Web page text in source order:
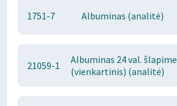
1751-7 Albuminas (analitė)
21059-1
Albuminas 24 val. šlapime
(vienkartinis) (analitė)